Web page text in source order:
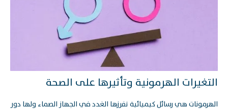
التغيرات الهرمونية وتأثيرها على الصحة
الهرمونات هي رسائل كيميائية تفرزها الغدد في الجهاز الصماء ولها دور